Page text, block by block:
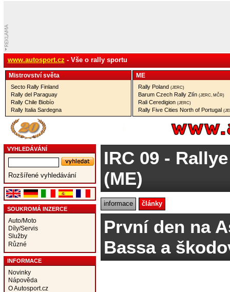
www.autosport.cz - Vše o rally sportu
Mistrovství­ světa
Secto Rally Finland
Rally del Paraguay
Rally Chile Biobío
Rally Italia Sardegna
ME
Rally Poland (JERC)
Barum Czech Rally Zlín (JERC, MČR)
Rali Ceredigion (JERC)
Rally Five Cities North of Portugal
VYHLEDÁVÁNÍ
Rozšířené vyhledávání
SOUKROMÁ INZERCE
Auto/Moto
Díly/Servis
Služby
Různé
INFORMACE
Novinky
Nápověda
O Autosport.cz
IRC 09-
(ME)
informace články
První den na
Bassa a